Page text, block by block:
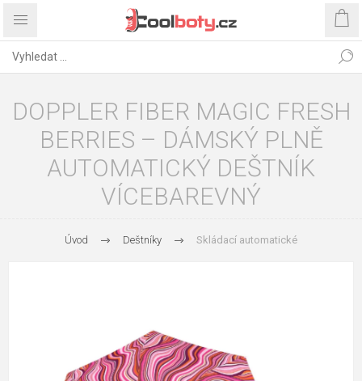
DOPPLER FIBER MAGIC FRESH
BERRIES – DÁMSKÝ PLNĚ
AUTOMATICKÝ DEŠTNÍK
VÍCEBAREVNÝ
Úvod Deštníky Skládací automatické